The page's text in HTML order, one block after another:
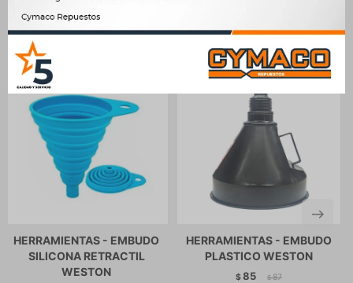
Productos que te pueden interesar
HERRAMIENTAS - EMBUDO
SILICONA RETRACTIL
WESTON
HERRAMIENTAS - EMBUDO
PLASTICO WESTON
$85 $ 87